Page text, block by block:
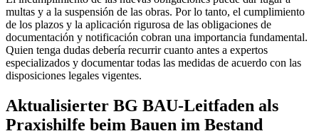
multas y a la suspensión de las obras. Por lo tanto, el cumplimiento
de los plazos y la aplicación rigurosa de las obligaciones de
documentación y notificación cobran una importancia fundamental.
Quien tenga dudas debería recurrir cuanto antes a expertos
especializados y documentar todas las medidas de acuerdo con las
disposiciones legales vigentes.
Aktualisierter BG BAU-Leitfaden als
Praxishilfe beim Bauen im Bestand